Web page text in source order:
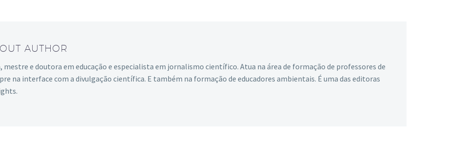
AUTHOR
mestre e doutora em educação e especialista em jornalismo científico. Atua na área de formação de professores de
na interface com a divulgação científica. E também na formação de educadores ambientais. É uma das editoras